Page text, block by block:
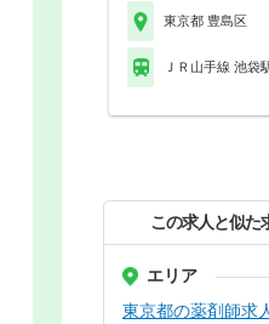
東京都 豊島区
ＪＲ山手線 池袋
この求人と似た
エリア
東京都の薬剤師求